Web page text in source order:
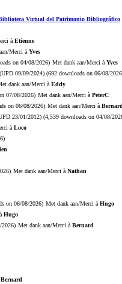
Virtual del Patrimonio Bibliográfico
à Etienne
Merci à Yves
on 04/08/2026) Met dank aan/Merci à Yves
(UPD 09/09/2024) (692 downloads on 06/08/
dank aan/Merci à Eddy
07/08/2026) Met dank aan/Merci à PeterC
on 06/08/2026) Met dank aan/Merci à Bernard
23/01/2012) (4,539 downloads on 04/08/
à Loco
Met dank aan/Merci à Nathan
on 06/08/2026) Met dank aan/Merci à Hugo
Hugo
2026) Met dank aan/Merci à Bernard
Bernard